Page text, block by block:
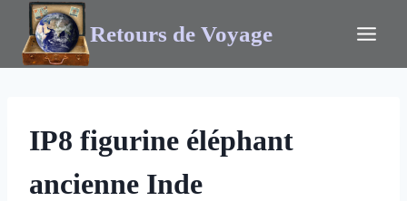
Retours de Voyage
IP8 figurine éléphant
ancienne Inde